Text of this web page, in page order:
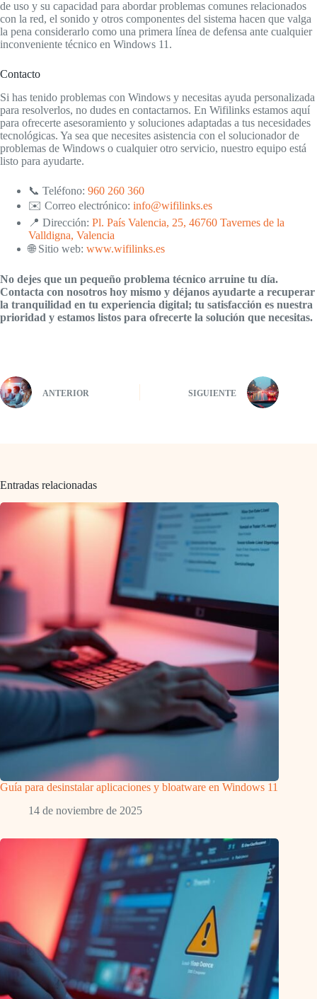
de uso y su capacidad para abordar problemas comunes relacionados
con la red, el sonido y otros componentes del sistema hacen que valga
la pena considerarlo como una primera línea de defensa ante cualquier
inconveniente técnico en Windows 11.
Contacto
Si has tenido problemas con Windows y necesitas ayuda personalizada
para resolverlos, no dudes en contactarnos. En Wifilinks estamos aquí
para ofrecerte asesoramiento y soluciones adaptadas a tus necesidades
tecnológicas. Ya sea que necesites asistencia con el solucionador de
problemas de Windows o cualquier otro servicio, nuestro equipo está
listo para ayudarte.
📞 Teléfono: 960 260 360
✉️ Correo electrónico: info@wifilinks.es
📍 Dirección: Pl. País Valencia, 25, 46760 Tavernes de la
Valldigna, Valencia
🌐 Sitio web: www.wifilinks.es
No dejes que un pequeño problema técnico arruine tu día.
Contacta con nosotros hoy mismo y déjanos ayudarte a recuperar
la tranquilidad en tu experiencia digital; tu satisfacción es nuestra
prioridad y estamos listos para ofrecerte la solución que necesitas.
ANTERIOR SIGUIENTE
Entradas relacionadas
Guía para desinstalar aplicaciones y bloatware en Windows 11
14 de noviembre de 2025